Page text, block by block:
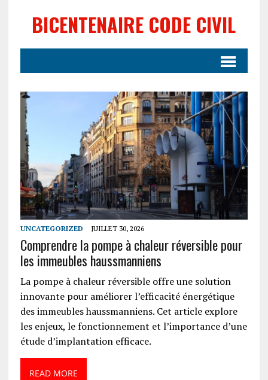
BICENTENAIRE CODE CIVIL
UNCATEGORIZED JUILLET 30, 2026
Comprendre la pompe à chaleur réversible pour
les immeubles haussmanniens
La pompe à chaleur réversible offre une solution
innovante pour améliorer l’efficacité énergétique
des immeubles haussmanniens. Cet article explore
les enjeux, le fonctionnement et l’importance d’une
étude d’implantation efficace.
READ MORE